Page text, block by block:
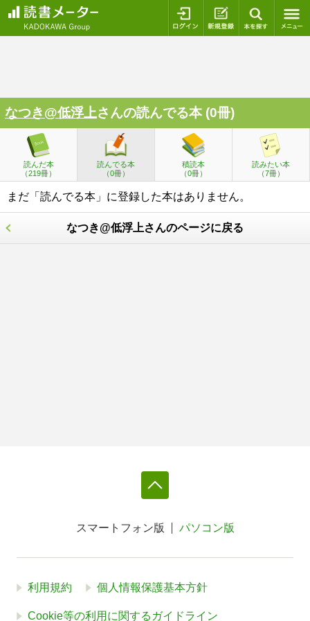
ログイン 新規登録
なつき@低浮上さんの読んでる本 (0冊)
読んだ本
（219冊）
読んでる本
（0冊）
積読本
（0冊）
読みたい本
（7冊）
まだ「読んでる本」に登録した本はありません。
なつき@低浮上さんのページに戻る
スマートフォン版 パソコン版
利用規約 個人情報保護基本方針
Cookie等の利用に関するガイドライン